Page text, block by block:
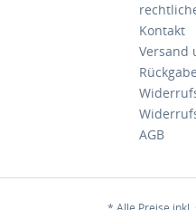
Kontakt
Versand
Rückgabe
AGB